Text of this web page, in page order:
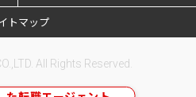
トマップ
All Rights Reserved.